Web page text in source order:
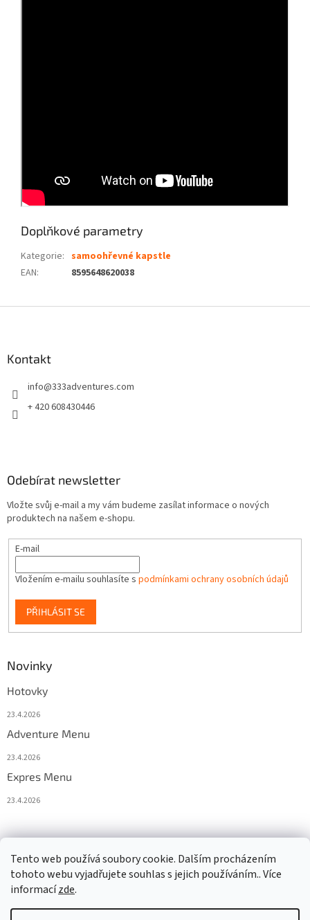
Tento web používá soubory cookie. Dalším procházením
tohoto webu vyjadřujete souhlas s jejich používáním.. Více
informacízde.
Doplňkové parametry
Kategorie: samoohřevné kapstle
EAN: 8595648620038
Kontakt
info@333adventures.com
+ 420 608430446
Odebírat newsletter
Vložte svůj e-mail a my vám budeme zasílat informace o nových
produktech na našem e-shopu.
E-mail
Vložením e-mailu souhlasíte s podmínkami ochrany osobních údajů
PŘIHLÁSIT SE
Novinky
Hotovky
23.4.2026
Adventure Menu
23.4.2026
Expres Menu
23.4.2026